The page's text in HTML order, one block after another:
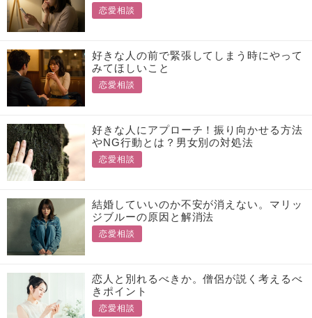
恋愛相談
好きな人の前で緊張してしまう時にやって
みてほしいこと
恋愛相談
好きな人にアプローチ！振り向かせる方法
やNG行動とは？男女別の対処法
恋愛相談
結婚していいのか不安が消えない。マリッ
ジブルーの原因と解消法
恋愛相談
恋人と別れるべきか。僧侶が説く考えるべ
きポイント
恋愛相談